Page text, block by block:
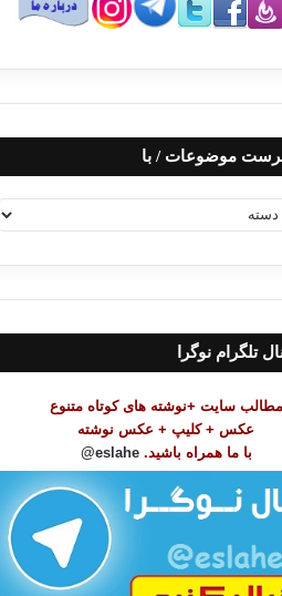
موضوعات / با
تلگرام نوگرا
مطالب سایت +نوشته های کوتاه متنوع
عکس + کلیپ + عکس نوشته
با ما همراه باشید. eslahe@